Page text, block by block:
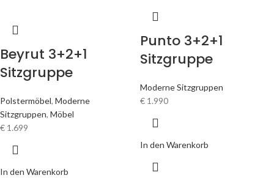
Beyrut 3+2+1
Sitzgruppe
Polstermöbel, Moderne
Sitzgruppen, Möbel
€ 1.699
In den Warenkorb
Punto 3+2+1
Sitzgruppe
Moderne Sitzgruppen
€ 1.990
In den Warenkorb